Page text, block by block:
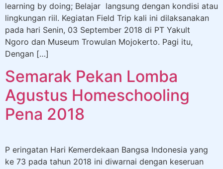
learning by doing; Belajar langsung dengan kondisi atau
lingkungan riil. Kegiatan Field Trip kali ini dilaksanakan
pada hari Senin, 03 September 2018 di PT Yakult
Ngoro dan Museum Trowulan Mojokerto. Pagi itu,
Dengan […]
Semarak Pekan Lomba
Agustus Homeschooling
Pena 2018
P eringatan Hari Kemerdekaan Bangsa Indonesia yang
ke 73 pada tahun 2018 ini diwarnai dengan keseruan